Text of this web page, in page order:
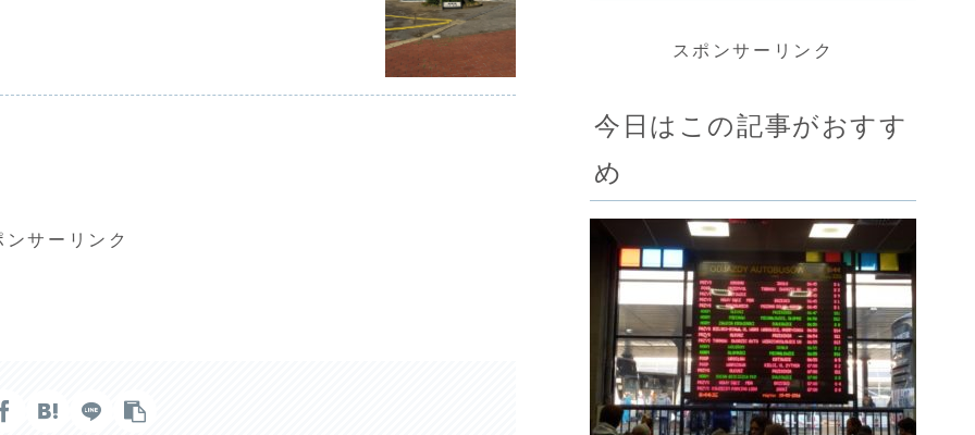
ンサーリンク
スポンサーリンク
今日はこの記事がおすす
め